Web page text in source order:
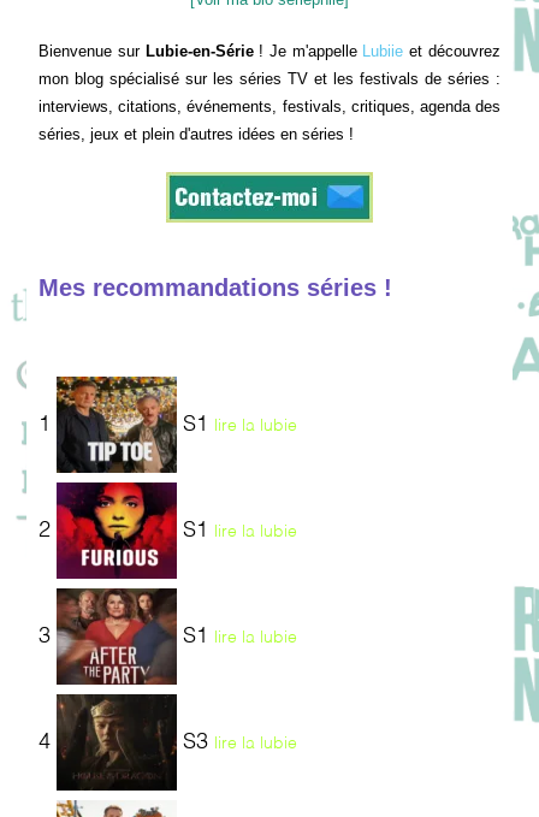
Bienvenue sur Lubie-en-Série! Je m'appelle Lubiie et découvrez
mon blog spécialisé sur les séries TV et les festivals de séries :
interviews, citations, événements, festivals, critiques, agenda des
séries, jeux et plein d'autres idées en séries !
Mes recommandations séries !
1 S1 lire la lubie
2 S1 lire la lubie
3 S1 lire la lubie
4 S3 lire la lubie